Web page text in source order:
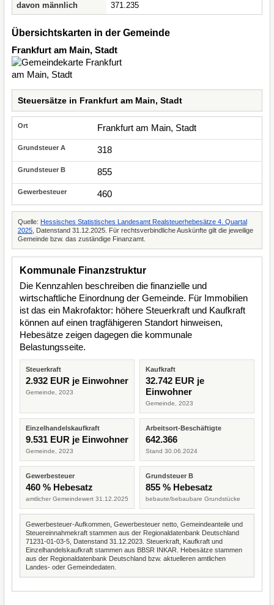
davon männlich
371.235
Übersichtskarten in der Gemeinde
Frankfurt am Main, Stadt
Steuersätze in Frankfurt am Main, Stadt
Frankfurt am Main, Stadt
318
855
460
Quelle: Hessisches Statistisches Landesamt Realsteuerhebesätze 4. Quartal
2025 , Datenstand 31.12.2025. Für rechtsverbindliche Auskünfte gilt die jeweilige
Gemeinde bzw. das zuständige Finanzamt.
Kommunale Finanzstruktur
Die Kennzahlen beschreiben die finanzielle und
wirtschaftliche Einordnung der Gemeinde. Für Immobilien
ist das ein Makrofaktor: höhere Steuerkraft und Kaufkraft
können auf einen tragfähigeren Standort hinweisen,
Hebesätze zeigen dagegen die kommunale
Belastungsseite.
Steuerkraft
2.932 EUR je Einwohner
Gemeinde, 2023
Kaufkraft
32.742 EUR je
Einwohner
Gemeinde, 2023
Einzelhandelskaufkraft
9.531 EUR je Einwohner
Gemeinde, 2023
Arbeitsort-Beschäftigte
642.366
Stand 30.06.2024
Gewerbesteuer
460 % Hebesatz
amtlicher Gemeindewert 31.12.2025
Grundsteuer B
855 % Hebesatz
bebaute/bebaubare Grundstücke
Gewerbesteuer-Aufkommen, Gewerbesteuer netto, Gemeindeanteile und
Steuereinnahmekraft stammen aus der Regionaldatenbank Deutschland
71231-01-03-5, Datenstand 31.12.2023. Steuerkraft, Kaufkraft und
Einzelhandelskaufkraft stammen aus BBSR INKAR. Hebesätze stammen
aus der Regionaldatenbank Deutschland bzw. aktuelleren amtlichen
Landes- oder Gemeindedaten.